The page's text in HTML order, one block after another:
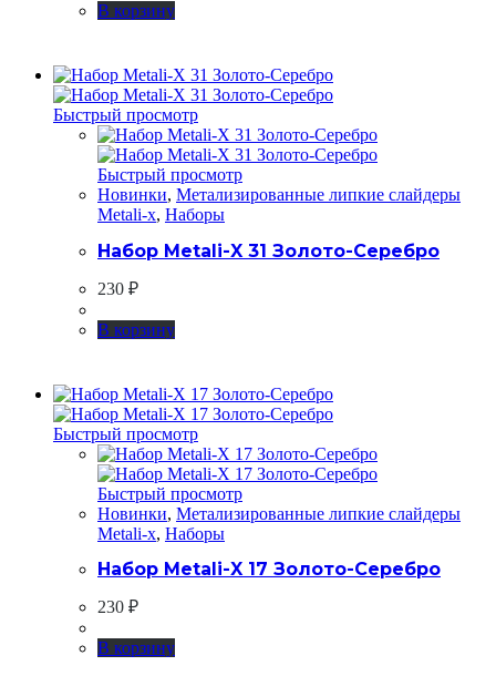
В корзину
Быстрый просмотр
Быстрый просмотр
Новинки, Метализированные липкие слайдеры
Metali-x, Наборы
Набор Metali-X 31 Золото-Серебро
230 ₽
В корзину
Быстрый просмотр
Быстрый просмотр
Новинки, Метализированные липкие слайдеры
Metali-x, Наборы
Набор Metali-X 17 Золото-Серебро
230 ₽
В корзину